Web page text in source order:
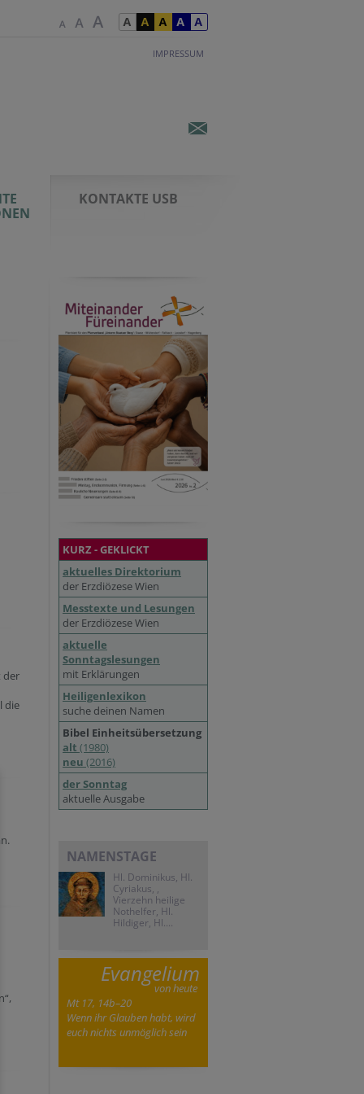
IMPRESSUM
KONTAKTE USB
der
die
KURZ - GEKLICKT
aktuelles Direktorium
der Erzdiözese Wien
Messtexte und Lesungen
der Erzdiözese Wien
aktuelle
Sonntagslesungen
mit Erklärungen
Heiligenlexikon
suche deinen Namen
Bibel Einheitsübersetzung
alt (1980)
neu (2016)
der Sonntag
aktuelle Ausgabe
NAMENSTAGE
Hl. Dominikus, Hl.
Cyriakus, ,
Vierzehn heilige
Nothelfer, Hl.
Hildiger, Hl....
Evangelium
von heute
Mt 17, 14b–20
Wenn ihr Glauben habt, wird
euch nichts unmöglich sein